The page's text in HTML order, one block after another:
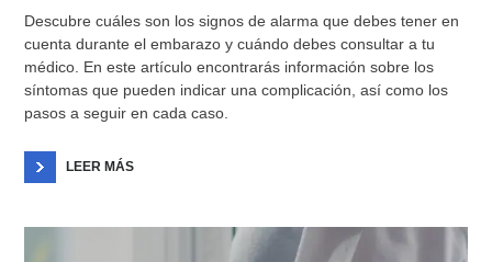
Descubre cuáles son los signos de alarma que debes tener en
cuenta durante el embarazo y cuándo debes consultar a tu
médico. En este artículo encontrarás información sobre los
síntomas que pueden indicar una complicación, así como los
pasos a seguir en cada caso.
LEER MÁS